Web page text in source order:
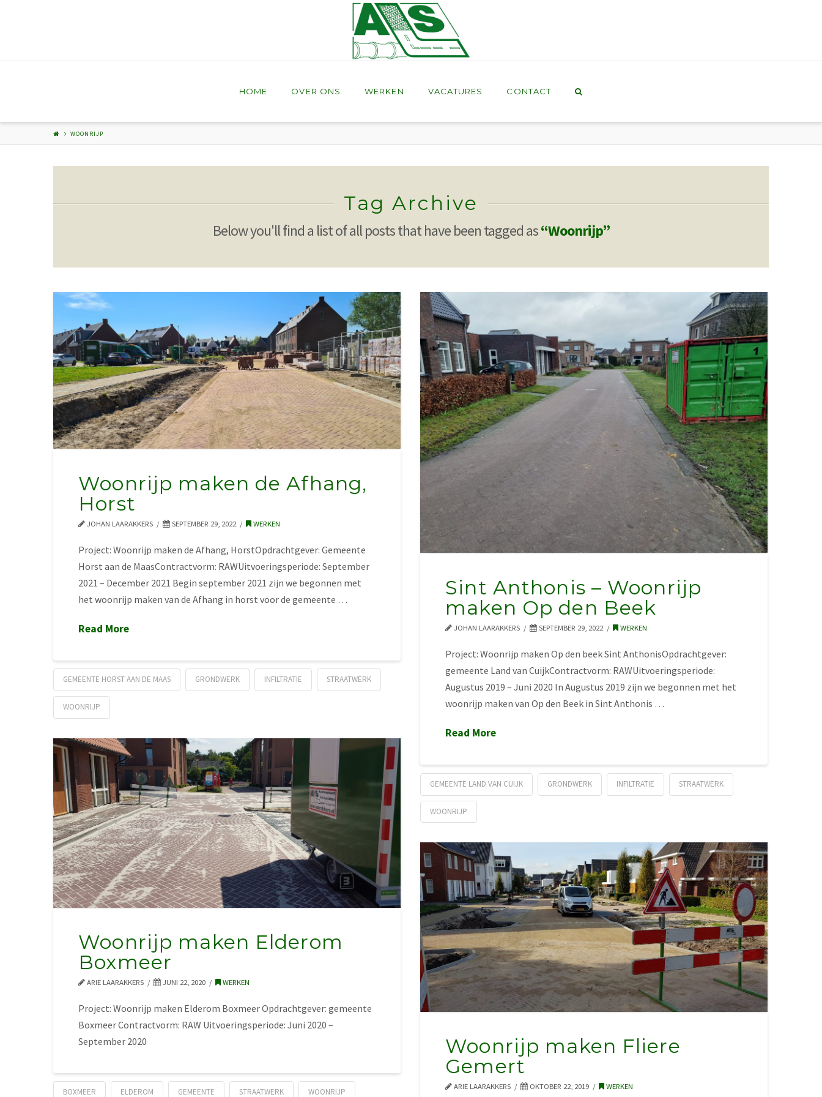
HOME OVER ONS WERKEN VACATURES CONTACT
WOONRIJP
Tag Archive
Below you'll find a list of all posts that have been tagged as“Woonrijp”
Woonrijp maken de Afhang,
Horst
JOHAN LAARAKKERS SEPTEMBER 29, 2022 WERKEN
Project: Woonrijp maken de Afhang, HorstOpdrachtgever: Gemeente
Horst aan de MaasContractvorm: RAWUitvoeringsperiode: September
2021 – December 2021 Begin september 2021 zijn we begonnen met
het woonrijp maken van de Afhang in horst voor de gemeente …
Read More
GEMEENTE HORST AAN DE MAAS GRONDWERK INFILTRATIE STRAATWERK
WOONRIJP
Sint Anthonis – Woonrijp
maken Op den Beek
JOHAN LAARAKKERS SEPTEMBER 29, 2022 WERKEN
Project: Woonrijp maken Op den beek Sint AnthonisOpdrachtgever:
gemeente Land van CuijkContractvorm: RAWUitvoeringsperiode:
Augustus 2019 – Juni 2020 In Augustus 2019 zijn we begonnen met het
woonrijp maken van Op den Beek in Sint Anthonis …
Read More
GEMEENTE LAND VAN CUIJK GRONDWERK INFILTRATIE STRAATWERK
WOONRIJP
Woonrijp maken Elderom
Boxmeer
ARIE LAARAKKERS JUNI 22, 2020 WERKEN
Project: Woonrijp maken Elderom Boxmeer Opdrachtgever: gemeente
Boxmeer Contractvorm: RAW Uitvoeringsperiode: Juni 2020 –
September 2020
BOXMEER ELDEROM GEMEENTE STRAATWERK WOONRIJP
Woonrijp maken Fliere
Gemert
ARIE LAARAKKERS OKTOBER 22, 2019 WERKEN